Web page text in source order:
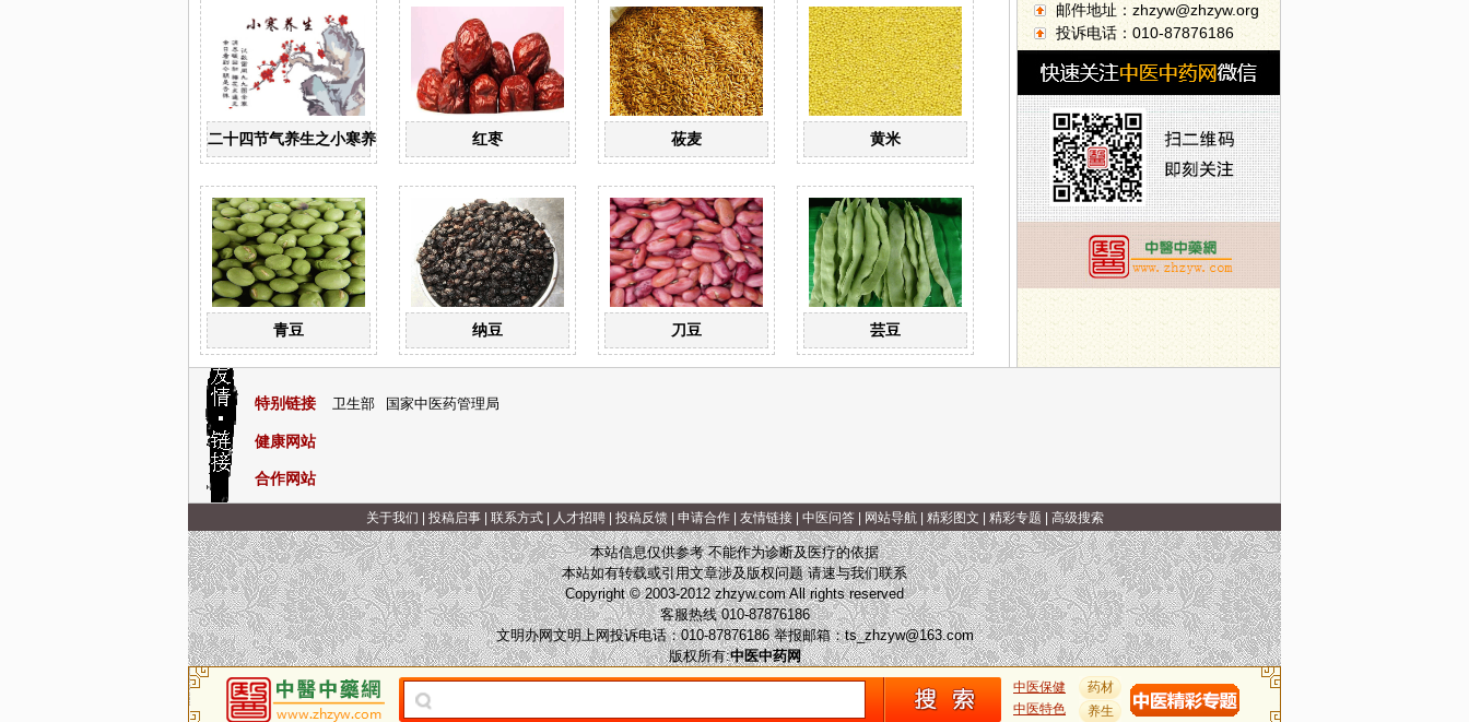
二十四节气养生之小寒养生 红枣 莜麦 黄米
青豆 纳豆 刀豆 芸豆
邮件地址：zhzyw@zhzyw.org
投诉电话：010-87876186
特别链接 卫生部 国家中医药管理局
健康网站
合作网站
关于我们 投稿启事| 联系方式| 人才招聘| 投稿反馈| 申请合作| 友情链接| 中医问答| 网站导航| 精彩图文 精彩专题 高级搜索
本站信息仅供参考 不能作为诊断及医疗的依据
本站如有转载或引用文章涉及版权问题 请速与我们联系
Copyright © 2003-2012 zhzyw.com All rights reserved
客服热线 010-87876186
文明办网文明上网投诉电话：010-87876186 举报邮箱：ts_zhzyw@163.com
版权所有:中医中药网
中医保健
中医特色
药材
养生